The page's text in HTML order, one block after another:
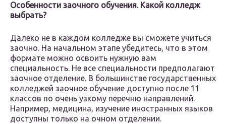
Особенности заочного обучения. Какой колледж
выбрать?
Далеко не в каждом колледже вы сможете учиться
заочно. На начальном этапе убедитесь, что в этом
формате можно освоить нужную вам
специальность. Не все специальности предполагают
заочное отделение. В большинстве государственных
колледжей заочное обучение доступно после 11
классов по очень узкому перечню направлений.
Например, медицина, изучение иностранных языков
доступны только на очном отделении.